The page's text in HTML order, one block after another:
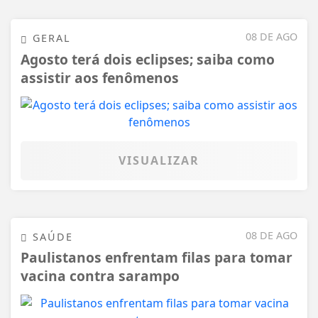
08 DE AGO
GERAL
Agosto terá dois eclipses; saiba como
assistir aos fenômenos
VISUALIZAR
08 DE AGO
SAÚDE
Paulistanos enfrentam filas para tomar
vacina contra sarampo